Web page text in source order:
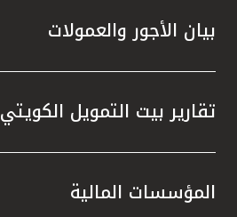
بيان الأجور والعمولات
تقارير بيت التمويل الكويتي
المؤسسات المالية